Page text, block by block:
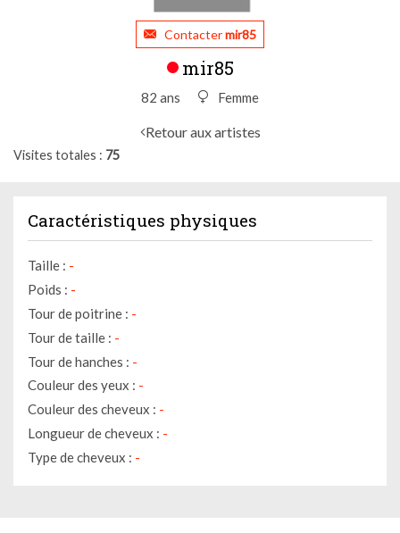
Contactermir85
mir85
82 ans Femme
Retour aux artistes
Visites totales 75
Caractéristiques physiques
Taille : -
Poids : -
Tour de poitrine : -
Tour de taille : -
Tour de hanches : -
Couleur des yeux : -
Couleur des cheveux : -
Longueur de cheveux : -
Type de cheveux : -